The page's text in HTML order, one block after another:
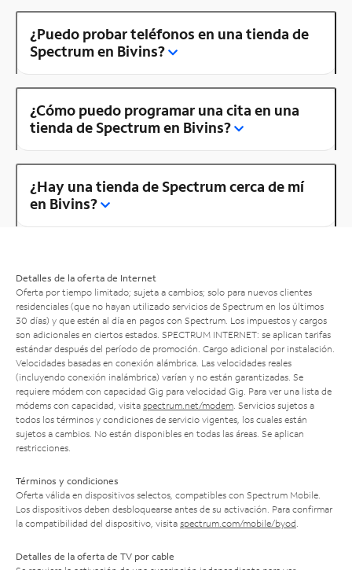
¿Puedo probar teléfonos en una tienda de
Spectrum en Bivins?
¿Cómo puedo programar una cita en una
tienda de Spectrum en Bivins?
¿Hay una tienda de Spectrum cerca de mí
en Bivins?
Detalles de la oferta de Internet
Oferta por tiempo limitado; sujeta a cambios; solo para nuevos clientes
residenciales (que no hayan utilizado servicios de Spectrum en los últimos
30 días) y que estén al día en pagos con Spectrum. Los impuestos y cargos
son adicionales en ciertos estados. SPECTRUM INTERNET: se aplican tarifas
estándar después del período de promoción. Cargo adicional por instalación.
Velocidades basadas en conexión alámbrica. Las velocidades reales
(incluyendo conexión inalámbrica) varían y no están garantizadas. Se
requiere módem con capacidad Gig para velocidad Gig. Para ver una lista de
módems con capacidad, visita spectrum.net/modem . Servicios sujetos a
todos los términos y condiciones de servicio vigentes, los cuales están
sujetos a cambios. No están disponibles en todas las áreas. Se aplican
restricciones.
Términos y condiciones
Oferta válida en dispositivos selectos, compatibles con Spectrum Mobile.
Los dispositivos deben desbloquearse antes de su activación. Para confirmar
la compatibilidad del dispositivo, visita spectrum.com/mobile/byod
Detalles de la oferta de TV por cable